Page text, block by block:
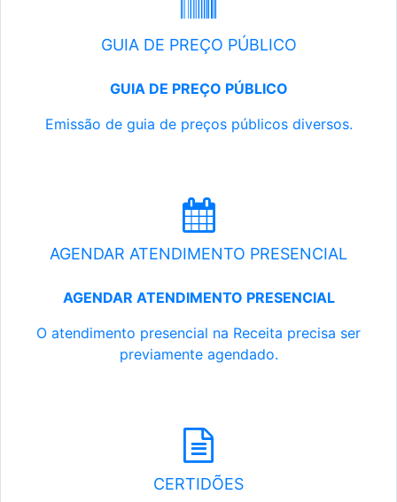
GUIA DE PREÇO PÚBLICO
GUIA DE PREÇO PÚBLICO
Emissão de guia de preços públicos diversos.
AGENDAR ATENDIMENTO PRESENCIAL
AGENDAR ATENDIMENTO PRESENCIAL
O atendimento presencial na Receita precisa ser
previamente agendado.
CERTIDÕES